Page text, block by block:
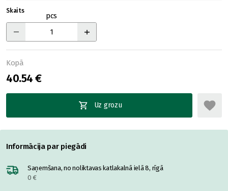
Skaits
pcs
Kopā
40.54 €
Uz grozu
Informācija par piegādi
Saņemšana, no noliktavas katlakalnā ielā 8, rīgā
0 €